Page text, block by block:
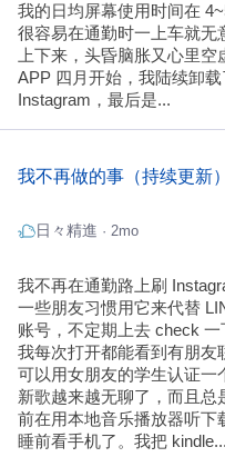
我的日均屏幕使用时间在
很容易在通勤时一上车就无
上下来，头昏脑胀又心里空
APP 四月开始，我陆续卸
Instagram，最后是...
我不再做的事（持续更新）
日々精進 · 2mo
我不再在通勤路上刷
一些朋友习惯用它来代替
账号，不定期上去 check
我每次打开都能看到有朋友
可以用女朋友的学生认证一
新歌越来越无聊了，而且总
前在用本地音乐播放器听下
睡前看手机了。我把 kindle...